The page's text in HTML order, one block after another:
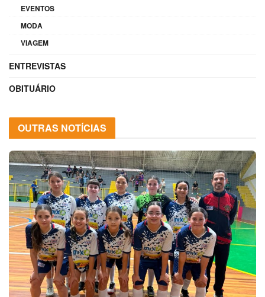
EVENTOS
MODA
VIAGEM
ENTREVISTAS
OBITUÁRIO
OUTRAS NOTÍCIAS